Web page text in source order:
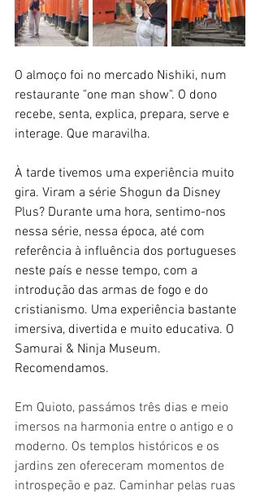
O almoço foi no mercado Nishiki, num
restaurante "one man show". O dono
recebe, senta, explica, prepara, serve e
interage. Que maravilha.
À tarde tivemos uma experiência muito
gira. Viram a série Shogun da Disney
Plus? Durante uma hora, sentimo-nos
nessa série, nessa época, até com
referência à influência dos portugueses
neste país e nesse tempo, com a
introdução das armas de fogo e do
cristianismo. Uma experiência bastante
imersiva, divertida e muito educativa. O
Samurai & Ninja Museum.
Recomendamos.
Em Quioto, passámos três dias e meio
imersos na harmonia entre o antigo e o
moderno. Os templos históricos e os
jardins zen ofereceram momentos de
introspeção e paz. Caminhar pelas ruas